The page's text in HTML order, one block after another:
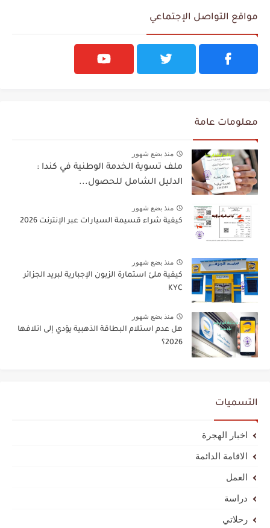
مواقع التواصل الإجتماعي
معلومات عامة
منذ بضع شهور
ملف تسوية الخدمة الوطنية في كندا :
الدليل الشامل للحصول...
منذ بضع شهور
كيفية شراء قسيمة السيارات عبر الإنترنت 2026
منذ بضع شهور
كيفية ملئ استمارة الزبون الإجبارية لبريد الجزائر
KYC
منذ بضع شهور
هل عدم استلام البطاقة الذهبية يؤدي إلى اتلافها
2026؟
التسميات
اخبار الهجرة
الاقامة الدائمة
العمل
دراسة
رحلاتي